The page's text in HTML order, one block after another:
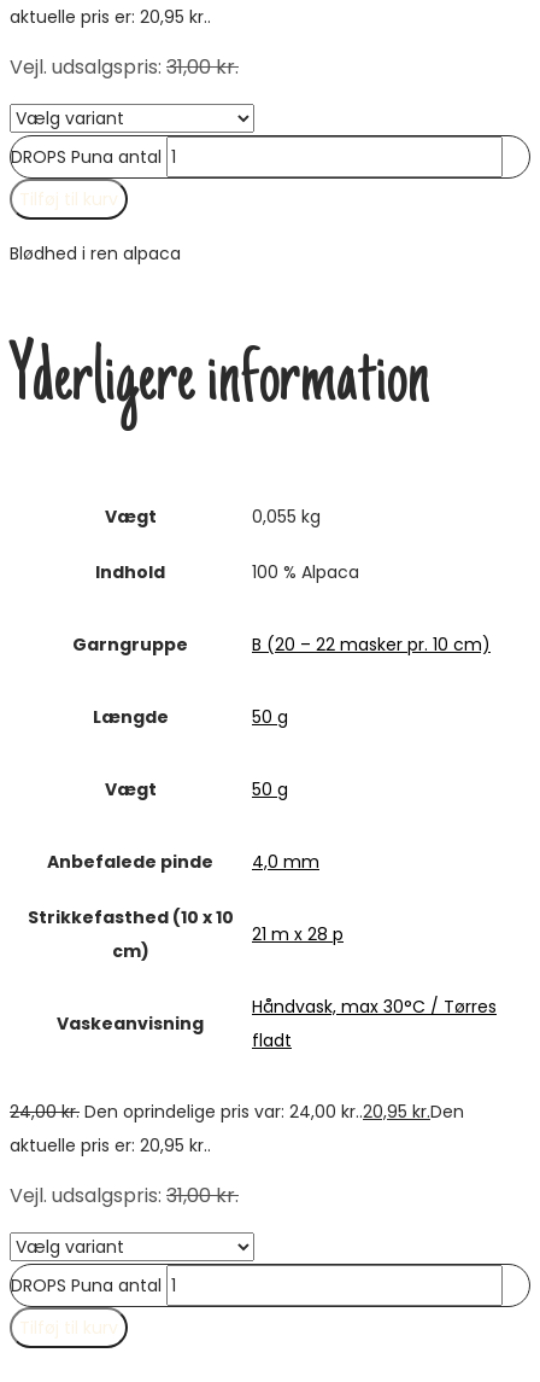
aktuelle pris er: 20,95 kr..
Vejl. udsalgspris: 31,00kr.
DROPS Puna antal
Tilføj til kurv
Blødhed i ren alpaca
Yderligere information
Vægt 0,055 kg
Indhold 100 % Alpaca
Garngruppe B (20 – 22 masker pr. 10 cm)
Længde 50 g
Vægt 50 g
Anbefalede pinde 4,0 mm
Strikkefasthed (10 x 10
cm)
21 m x 28 p
Vaskeanvisning
Håndvask, max 30°C / Tørres
fladt
24,00kr. Den oprindelige pris var: 24,00 kr..20,95 kr.Den
aktuelle pris er: 20,95 kr..
Vejl. udsalgspris: 31,00kr.
DROPS Puna antal
Tilføj til kurv